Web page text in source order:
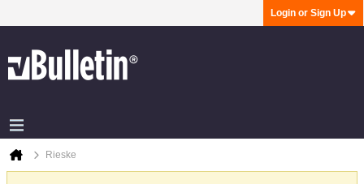
Login or Sign Up
Rieske